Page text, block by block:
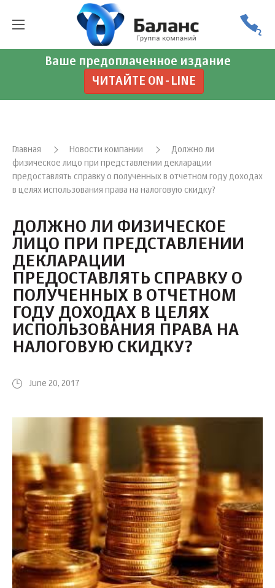
Ваше предоплаченное издание
ЧИТАЙТЕ ON-LINE
Главная Новости компании
Должно ли
физическое лицо при представлении декларации
предоставлять справку о полученных в отчетном году доходах
в целях использования права на налоговую скидку?
ДОЛЖНО ЛИ ФИЗИЧЕСКОЕ
ЛИЦО ПРИ ПРЕДСТАВЛЕНИИ
ДЕКЛАРАЦИИ
ПРЕДОСТАВЛЯТЬ СПРАВКУ О
ПОЛУЧЕННЫХ В ОТЧЕТНОМ
ГОДУ ДОХОДАХ В ЦЕЛЯХ
ИСПОЛЬЗОВАНИЯ ПРАВА НА
НАЛОГОВУЮ СКИДКУ?
June 20, 2017